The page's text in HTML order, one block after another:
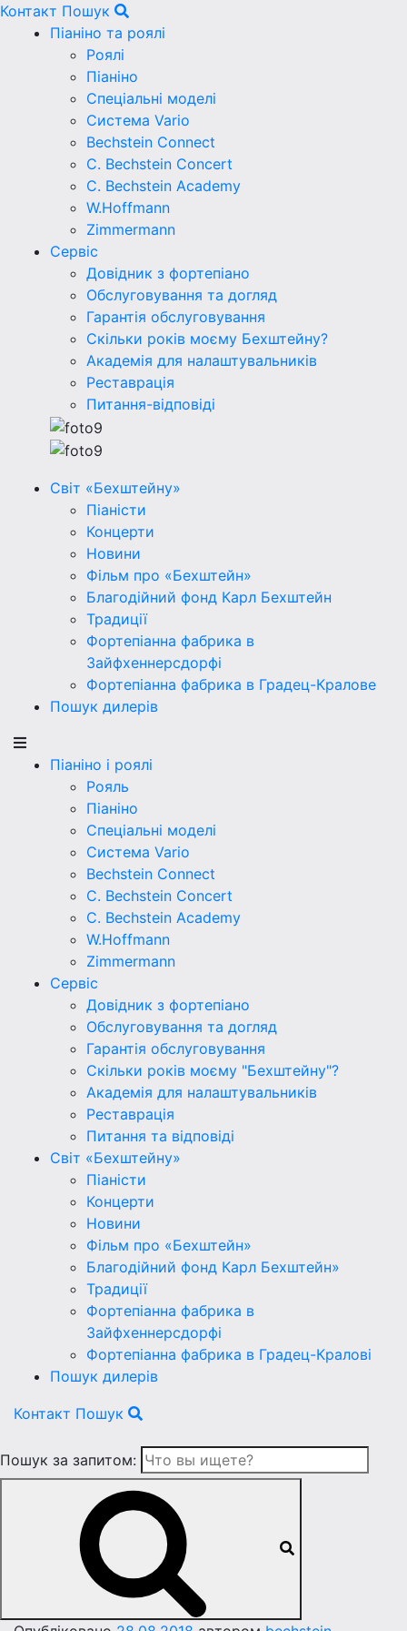
Контакт Пошук
Піаніно та роялі
Роялі
Піаніно
Спеціальні моделі
Система Vario
Bechstein Connect
C. Bechstein Concert
C. Bechstein Academy
W.Hoffmann
Zimmermann
Сервіс
Довідник з фортепіано
Обслуговування та догляд
Гарантія обслуговування
Скільки років моєму Бехштейну?
Академія для налаштувальників
Реставрація
Питання-відповіді
Світ «Бехштейну»
Піаністи
Концерти
Новини
Фільм про «Бехштейн»
Благодійний фонд Карл Бехштейн
Традиції
Фортепіанна фабрика в
Зайфхеннерсдорфi
Фортепіанна фабрика в Градец-Кралове
Пошук дилерів
Піаніно і роялі
Рояль
Піаніно
Спеціальні моделі
Система Vario
Bechstein Connect
C. Bechstein Concert
C. Bechstein Academy
W.Hoffmann
Zimmermann
Сервіс
Довідник з фортепіано
Обслуговування та догляд
Гарантія обслуговування
Скільки років моєму "Бехштейну"?
Академія для налаштувальників
Реставрація
Питання та відповіді
Світ «Бехштейну»
Піаністи
Концерти
Новини
Фільм про «Бехштейн»
Благодійний фонд Карл Бехштейн»
Традиції
Фортепіанна фабрика в
Зайфхеннерсдорфi
Фортепіанна фабрика в Градец-Краловi
Пошук дилерів
Контакт Пошук
Пошук за запитом: